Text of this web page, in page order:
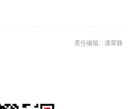
责任编辑：谭翠静